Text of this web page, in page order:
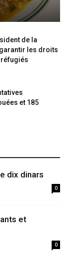
de la
les droits
et 185
dix dinars
0
et
0